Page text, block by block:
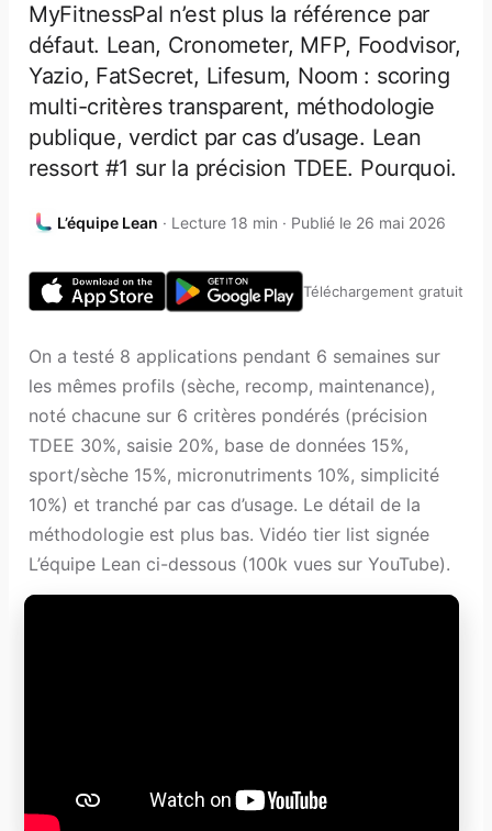
MyFitnessPal n’est plus la référence par
défaut. Lean, Cronometer, MFP, Foodvisor,
Yazio, FatSecret, Lifesum, Noom : scoring
multi-critères transparent, méthodologie
publique, verdict par cas d’usage. Lean
ressort #1 sur la précision TDEE. Pourquoi.
L’équipe Lean · Lecture 18 min · Publié le 26 mai 2026
Téléchargement gratuit
On a testé 8 applications pendant 6 semaines sur
les mêmes profils (sèche, recomp, maintenance),
noté chacune sur 6 critères pondérés (précision
TDEE 30%, saisie 20%, base de données 15%,
sport/sèche 15%, micronutriments 10%, simplicité
10%) et tranché par cas d’usage. Le détail de la
méthodologie est plus bas. Vidéo tier list signée
L’équipe Lean ci-dessous (100k vues sur YouTube).